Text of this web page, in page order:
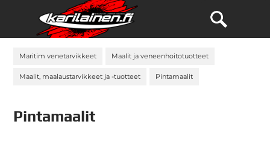
Maritim venetarvikkeet Maalit ja veneenhoitotuotteet
Maalit, maalaustarvikkeet ja -tuotteet Pintamaalit
Pintamaalit